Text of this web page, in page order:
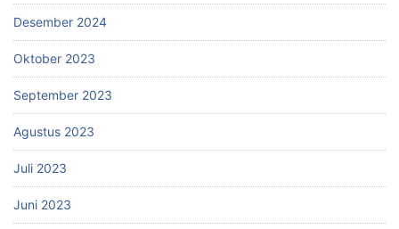
Desember 2024
Oktober 2023
September 2023
Agustus 2023
Juli 2023
Juni 2023